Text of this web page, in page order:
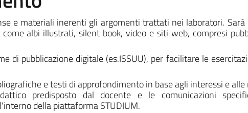
e materiali inerenti gli argomenti trattati nei laboratori. Sarà
albi illustrati, silent book, video e siti web, compresi
di pubblicazione digitale (es.ISSUU), per facilitare le
e testi di approfondimento in base agli interessi e
predisposto dal docente e le comunicazioni
della piattaforma STUDIUM.